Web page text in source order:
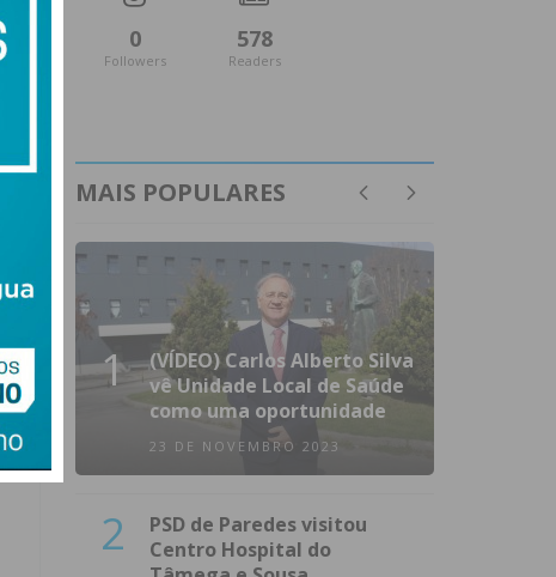
0
Followers
578
Readers
MAIS POPULARES
1
(VÍDEO) Carlos Alberto Silva
vê Unidade Local de Saúde
como uma oportunidade
23 DE NOVEMBRO 2023
2
PSD de Paredes visitou
Centro Hospital do